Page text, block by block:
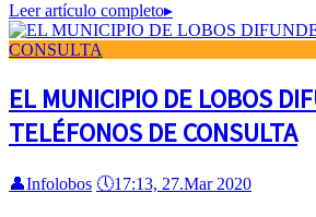
Leer artículo completo▸
EL MUNICIPIO DE LOBOS
TELÉFONOS DE CONSULTA
👤Infolobos 🕔17:13, 27.Mar 2020